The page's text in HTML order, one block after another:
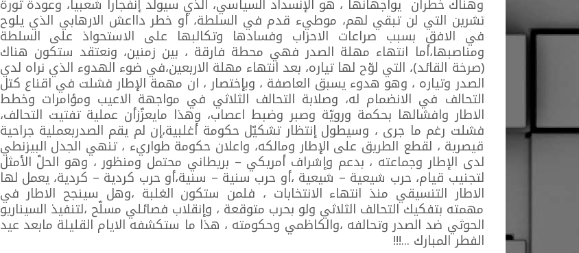
وهناك خطران يواجهانها ، هو الإنسداد السياسي، الذي سيولّد إنفجاراً شعبياً، وعودة ثورة
تشرين التي لن تبقي لهم، موطيء قدم في السلطة، أو خطر دااعش الارهابي الذي يلوح
في الافق بسبب صراعات الاحزاب وفسادها وتكالبها على الاستحواذ على السلطة
ومناصبها،أما انتهاء مهلة الصدر فهي محطة فارقة ، بين زمنين، ونعتقد ستكون هناك
(صرخة القائد)، التي لوّح لها تياره، بعد انتهاء مهلة الاربعين،في ضوء الهدوء الذي نراه لدي
الصدر وتياره ، وهو هدوء يسبق العاصفة ، وبإختصار ، ان مهمة الإطار فشلت في اقناع كتل
التحالف في الانضمام له، وصلابة التحالف الثلاثي في مواجهة الاعيب ومؤامرات وخطط
الاطار وافشالها بحكمة ورويّة وصبر وضبط اعصاب، وهذا مايعزّزأن عملية تفتيت التحالف،
فشلت رغم ما جرى ، وسيطول إنتظار تشكيّل حكومة أغلبية،إن لم يقم الصدربعملية جراحية
قيصرية ، لقطع الطريق على الإطار ومالكه، واعلان حكومة طواريء ، تنهي الجدل البيزنطي
لدى الإطار وجماعته ، بدعم وإشراف أمريكي – بريطاني محتمل ومنظور ، وهو الحلّ الأمثل
لتجنيب قيام، حرب شيعية – شيعية ،أو حرب سنية – سنية،أو حرب كردية – كردية، يعمل لها
الاطار التنسيقي منذ انتهاء الانتخابات ، فلمن ستكون الغلبة ،وهل سينجح الاطار في
مهمته بتفكيك التحالف الثلاثي ولو بحرب متوقعة ، وإنقلاب فصائلي مسلّح ،لتنفيذ السيناريو
الحوثي ضد الصدر وتحالفه ،والكاظمي وحكومته ، هذا ما ستكشفه الايام القليلة مابعد عيد
الفطر المبارك ...!!!